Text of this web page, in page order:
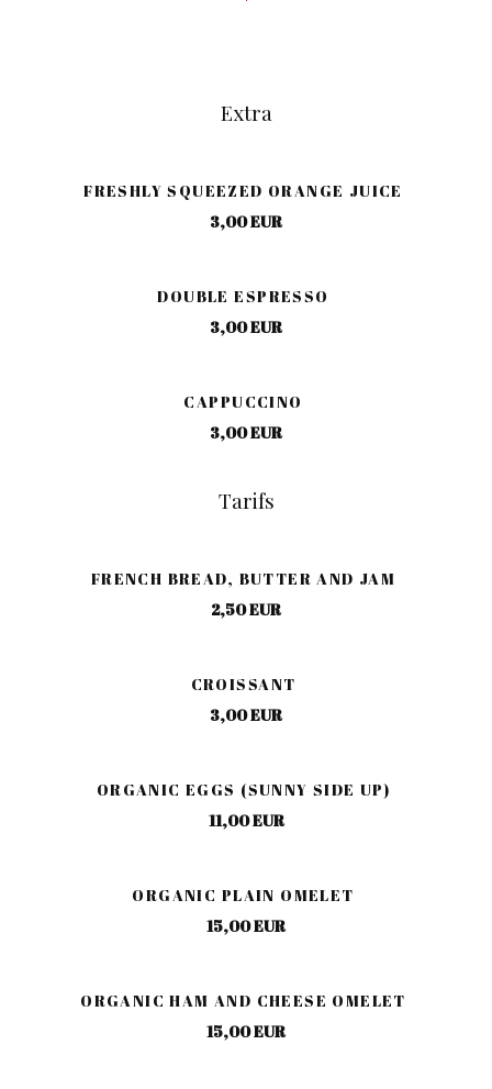
Extra
FRESHLY SQUEEZED ORANGE JUICE
3,00 EUR
DOUBLE ESPRESSO
3,00 EUR
CAPPUCCINO
3,00 EUR
Tarifs
FRENCH BREAD, BUTTER AND JAM
2,50 EUR
CROISSANT
3,00 EUR
ORGANIC EGGS (SUNNY SIDE UP)
11,00 EUR
ORGANIC PLAIN OMELET
15,00 EUR
ORGANIC HAM AND CHEESE OMELET
15,00 EUR